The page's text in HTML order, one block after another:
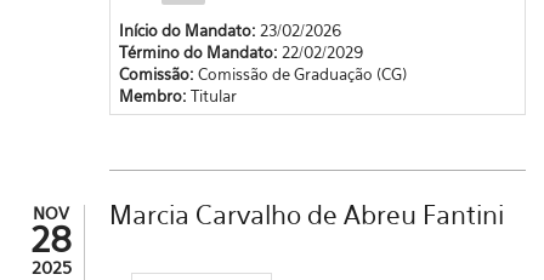
Início do Mandato: 23/02/2026
Término do Mandato: 22/02/2029
Comissão: Comissão de Graduação (CG)
Membro: Titular
NOV
28
2025
Marcia Carvalho de Abreu Fantini